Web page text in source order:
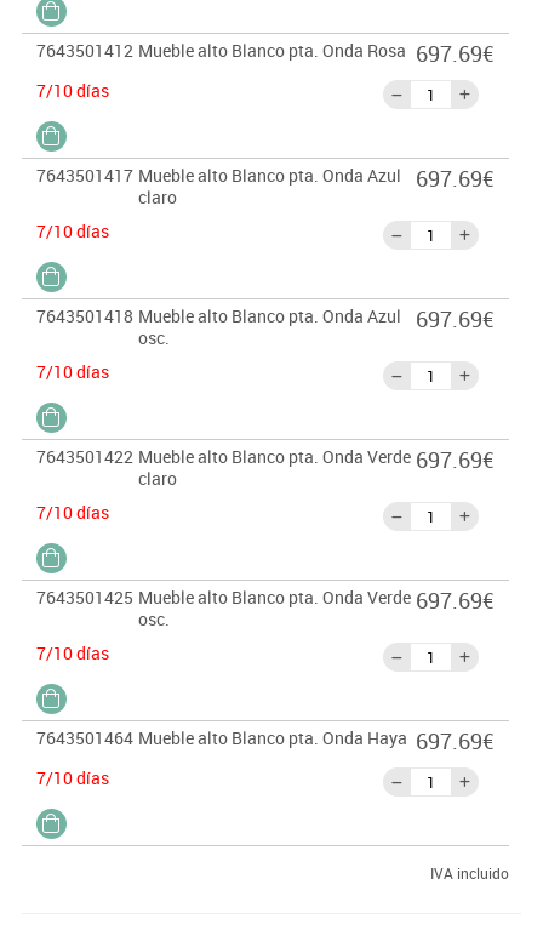
7643501412 Mueble alto Blanco pta. Onda Rosa
7/10 días
697.69€
7643501417 Mueble alto Blanco pta. Onda Azul
claro
7/10 días
697.69€
7643501418 Mueble alto Blanco pta. Onda Azul
osc.
7/10 días
697.69€
7643501422 Mueble alto Blanco pta. Onda Verde
claro
7/10 días
697.69€
7643501425 Mueble alto Blanco pta. Onda Verde
osc.
7/10 días
697.69€
7643501464 Mueble alto Blanco pta. Onda Haya
7/10 días
697.69€
IVA incluido